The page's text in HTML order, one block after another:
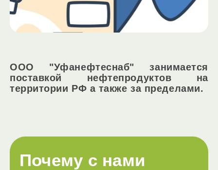
ООО "Уфанефтеснаб" занимается
поставкой нефтепродуктов на
территории РФ а также за пределами.
Почему с нами